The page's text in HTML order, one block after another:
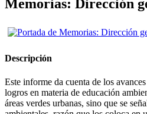
Memorias: Dirección
Descripción
Este informe da cuenta de los
logros en materia de educación
áreas verdes urbanas, sino que se